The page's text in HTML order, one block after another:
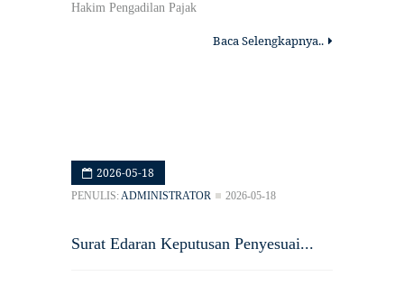
Hakim Pengadilan Pajak
Baca Selengkapnya..
2026-05-18
PENULIS:ADMINISTRATOR 2026-05-18
Surat Edaran Keputusan Penyesuai...